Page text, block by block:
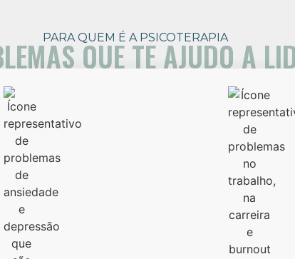
PARA QUEM É A PSICOTERAPIA
QUE TE AJUDO A